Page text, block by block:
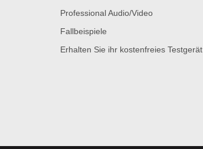
Professional Audio/Video
Fallbeispiele
Erhalten Sie ihr kostenfreies Testgerät